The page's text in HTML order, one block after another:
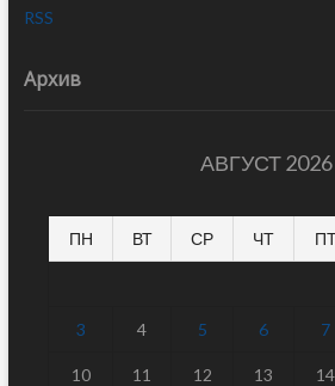
RSS
Архив
АВГУСТ 2026
ПН ВТ СР ЧТ
3 4 5 6 7
10 11 12 13 14